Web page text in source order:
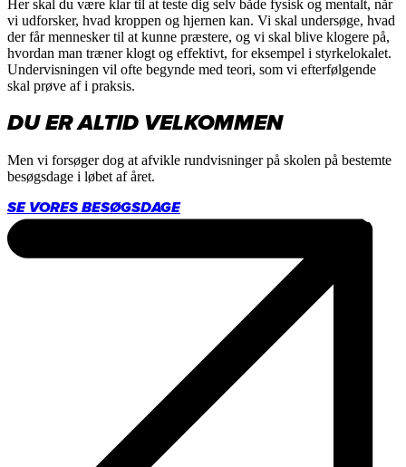
Her skal du være klar til at teste dig selv både fysisk og mentalt, når
vi udforsker, hvad kroppen og hjernen kan. Vi skal undersøge, hvad
der får mennesker til at kunne præstere, og vi skal blive klogere på,
hvordan man træner klogt og effektivt, for eksempel i styrkelokalet.
Undervisningen vil ofte begynde med teori, som vi efterfølgende
skal prøve af i praksis.
DU ER ALTID VELKOMMEN
Men vi forsøger dog at afvikle rundvisninger på skolen på bestemte
besøgsdage i løbet af året.
SE VORES BESØGSDAGE